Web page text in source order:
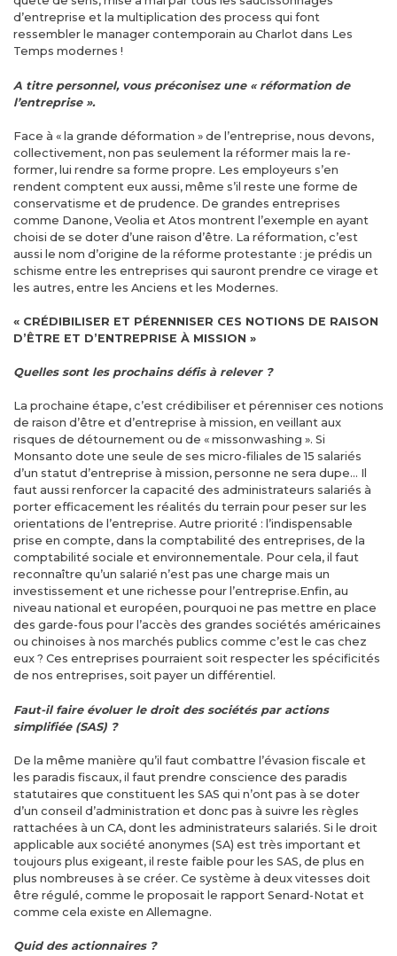
d’entreprise et la multiplication des process qui font
ressembler le manager contemporain au Charlot dans Les
Temps modernes !
A titre personnel, vous préconisez une « réformation de
l’entreprise ».
Face à « la grande déformation » de l’entreprise, nous devons,
collectivement, non pas seulement la réformer mais la re-
former, lui rendre sa forme propre. Les employeurs s’en
rendent comptent eux aussi, même s’il reste une forme de
conservatisme et de prudence. De grandes entreprises
comme Danone, Veolia et Atos montrent l’exemple en ayant
choisi de se doter d’une raison d’être. La réformation, c’est
aussi le nom d’origine de la réforme protestante : je prédis un
schisme entre les entreprises qui sauront prendre ce virage et
les autres, entre les Anciens et les Modernes.
« CRÉDIBILISER ET PÉRENNISER CES NOTIONS DE RAISON
D’ÊTRE ET D’ENTREPRISE À MISSION »
Quelles sont les prochains défis à relever ?
La prochaine étape, c’est crédibiliser et pérenniser ces notions
de raison d’être et d’entreprise à mission, en veillant aux
risques de détournement ou de « missonwashing ». Si
Monsanto dote une seule de ses micro-filiales de 15 salariés
d’un statut d’entreprise à mission, personne ne sera dupe… Il
faut aussi renforcer la capacité des administrateurs salariés à
porter efficacement les réalités du terrain pour peser sur les
orientations de l’entreprise. Autre priorité : l’indispensable
prise en compte, dans la comptabilité des entreprises, de la
comptabilité sociale et environnementale. Pour cela, il faut
reconnaître qu’un salarié n’est pas une charge mais un
investissement et une richesse pour l’entreprise.Enfin, au
niveau national et européen, pourquoi ne pas mettre en place
des garde-fous pour l’accès des grandes sociétés américaines
ou chinoises à nos marchés publics comme c’est le cas chez
eux ? Ces entreprises pourraient soit respecter les spécificités
de nos entreprises, soit payer un différentiel.
Faut-il faire évoluer le droit des sociétés par actions
simplifiée (SAS) ?
De la même manière qu’il faut combattre l’évasion fiscale et
les paradis fiscaux, il faut prendre conscience des paradis
statutaires que constituent les SAS qui n’ont pas à se doter
d’un conseil d’administration et donc pas à suivre les règles
rattachées à un CA, dont les administrateurs salariés. Si le droit
applicable aux société anonymes (SA) est très important et
toujours plus exigeant, il reste faible pour les SAS, de plus en
plus nombreuses à se créer. Ce système à deux vitesses doit
être régulé, comme le proposait le rapport Senard-Notat et
comme cela existe en Allemagne.
Quid des actionnaires ?